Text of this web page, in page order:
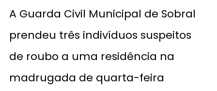
A Guarda Civil Municipal de Sobral
prendeu três indivíduos suspeitos
de roubo a uma residência na
madrugada de quarta-feira